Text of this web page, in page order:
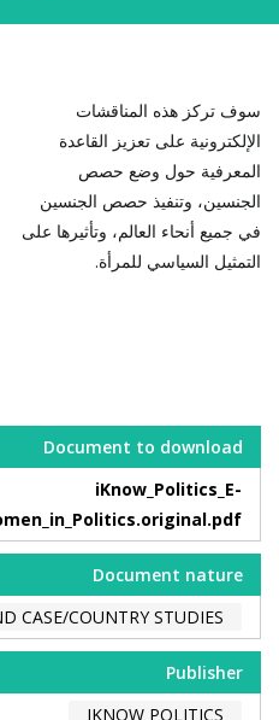
سوف تركز هذه المناقشات
الإلكترونية على تعزيز القاعدة
المعرفية حول وضع حصص
الجنسين، وتنفيذ حصص الجنسين
في جميع أنحاء العالم، وتأثيرها على
التمثيل السياسي للمرأة.
Document to download
iKnow_Politics_E-
Document nature
CASE/COUNTRY STUDIES
Publisher
IKNOW POLITICS